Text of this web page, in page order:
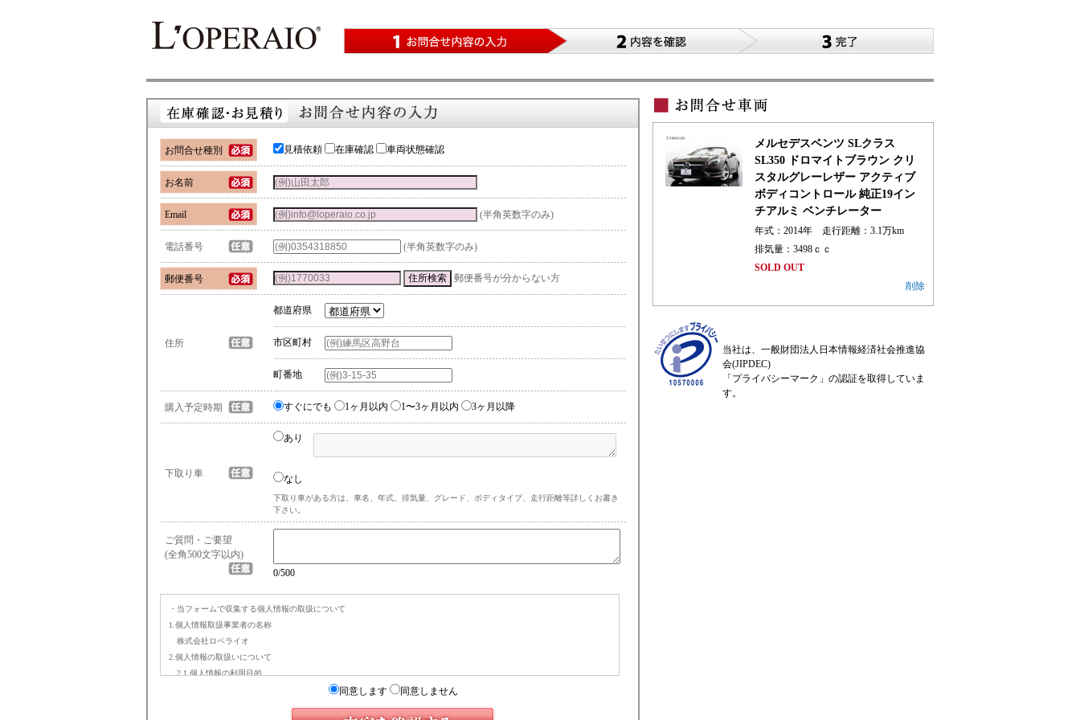
お問合せ種別 見積依頼 在庫確認 車両状態確認
お名前
Email (半角英数字のみ)
電話番号 (半角英数字のみ)
郵便番号 郵便番号が分からない方
住所
都道府県
市区町村
町番地
購入予定時期 すぐにでも 1ヶ月以内 1〜3ヶ月以内 3ヶ月以降
下取り車
あり
なし
下取り車がある方は、車名、年式、排気量、グレード、ボディタイプ、走行距離等詳しくお書き
下さい。
ご質問・ご要望
(全角500文字以内)
0/500
・当フォームで収集する個人情報の取扱について
1.個人情報取扱事業者の名称
株式会社ロペライオ
2.個人情報の取扱いについて
2.1.個人情報の利用目的
(a) お問合せへの回答(お問い合わせフォーム経由時)
(b) 在庫車両のご案内のため（在庫確認・お見積もりフォーム経由時）
(c) 査定へのご回答のため（オンライン査定依頼フォーム経由時）
同意します 同意しません
メルセデスベンツ SLクラス
SL350 ドロマイトブラウン クリ
スタルグレーレザー アクティブ
ボディコントロール 純正19イン
チアルミ ベンチレーター
年式：2014年 走行距離： 3.1万km
排気量：3498ｃｃ
SOLD OUT
削除
当社は、一般財団法人日本情報経済社会推進協
会(JIPDEC)
「プライバシーマーク」の認証を取得していま
す。